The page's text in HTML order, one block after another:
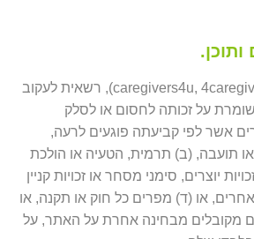
אתר 4 הורינו(caregivers4u, 4caregivers), רשאית לעקוב
על זכותה לחסום או לסלק
אשר לפי קביעתה פוגעים לרעה,
או תועבה, (ב) תרמית, הטעיה או הולכת
יוצרים, סימני מסחר או זכויות קניין
או (ד) מפרים כל חוק או תקנה, או
מקובלים מבחינה אחרת על האתר, על